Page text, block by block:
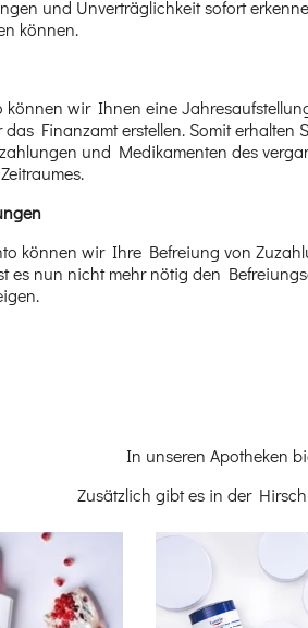
und Unverträglichkeit sofort
können.
können wir Ihnen eine
das Finanzamt erstellen. Somit erhalten
und Medikamenten des
können wir Ihre Befreiung von
es nun nicht mehr nötig den
In unseren Apotheken
Zusätzlich gibt es in der